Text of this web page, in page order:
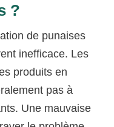
?
de punaises
inefficace. Les
produits en
pas à
Une mauvaise